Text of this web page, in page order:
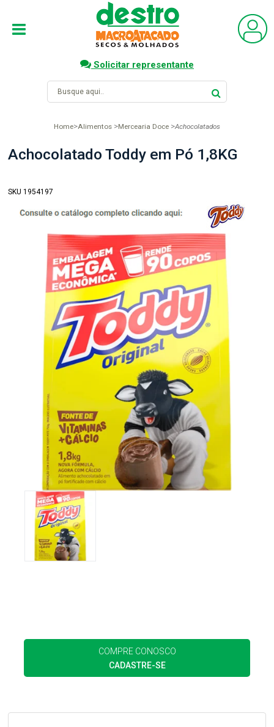
Solicitar representante
Home Alimentos Mercearia Doce Achocolatados
Achocolatado Toddy em Pó 1,8KG
SKU 1954197
COMPRE CONOSCO
CADASTRE-SE